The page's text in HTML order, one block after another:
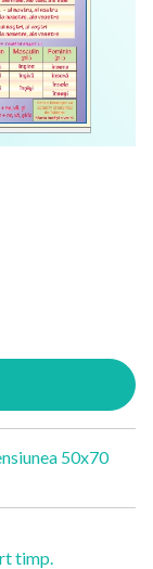
50x70
timp.